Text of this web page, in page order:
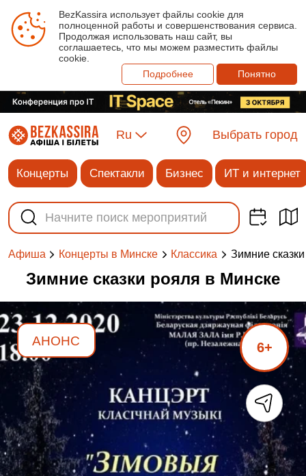
BezKassira использует файлы cookie для
полноценной работы и совершенствования сервиса.
Продолжая использовать наш сайт, вы
соглашаетесь, что мы можем разместить файлы
cookie.
Подробнее
Понятно
Ru Выбрать город
Концерты Спектакли Бизнес ИТ и интернет
Афиша Концерты в Минске Классика Зимние
Зимние сказки рояля в Минске
АНОНС 6+